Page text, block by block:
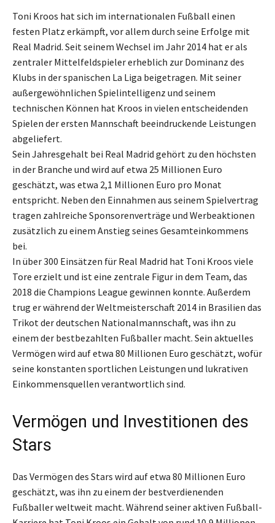
Toni Kroos hat sich im internationalen Fußball einen
festen Platz erkämpft, vor allem durch seine Erfolge mit
Real Madrid. Seit seinem Wechsel im Jahr 2014 hat er als
zentraler Mittelfeldspieler erheblich zur Dominanz des
Klubs in der spanischen La Liga beigetragen. Mit seiner
außergewöhnlichen Spielintelligenz und seinem
technischen Können hat Kroos in vielen entscheidenden
Spielen der ersten Mannschaft beeindruckende Leistungen
abgeliefert.
Sein Jahresgehalt bei Real Madrid gehört zu den höchsten
in der Branche und wird auf etwa 25 Millionen Euro
geschätzt, was etwa 2,1 Millionen Euro pro Monat
entspricht. Neben den Einnahmen aus seinem Spielvertrag
tragen zahlreiche Sponsorenverträge und Werbeaktionen
zusätzlich zu einem Anstieg seines Gesamteinkommens
bei.
In über 300 Einsätzen für Real Madrid hat Toni Kroos viele
Tore erzielt und ist eine zentrale Figur in dem Team, das
2018 die Champions League gewinnen konnte. Außerdem
trug er während der Weltmeisterschaft 2014 in Brasilien das
Trikot der deutschen Nationalmannschaft, was ihn zu
einem der bestbezahlten Fußballer macht. Sein aktuelles
Vermögen wird auf etwa 80 Millionen Euro geschätzt, wofür
seine konstanten sportlichen Leistungen und lukrativen
Einkommensquellen verantwortlich sind.
Vermögen und Investitionen des
Stars
Das Vermögen des Stars wird auf etwa 80 Millionen Euro
geschätzt, was ihn zu einem der bestverdienenden
Fußballer weltweit macht. Während seiner aktiven Fußball-